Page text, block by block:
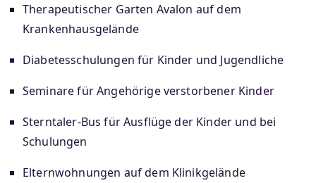
Therapeutischer Garten Avalon auf dem
Krankenhausgelände
Diabetesschulungen für Kinder und Jugendliche
Seminare für Angehörige verstorbener Kinder
Sterntaler-Bus für Ausflüge der Kinder und bei
Schulungen
Elternwohnungen auf dem Klinikgelände